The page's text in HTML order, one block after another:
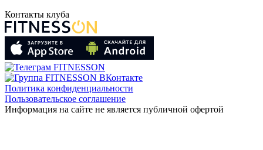
Контакты клуба
Политика конфиденциальности
Пользовательское соглашение
Информация на сайте не является публичной офертой